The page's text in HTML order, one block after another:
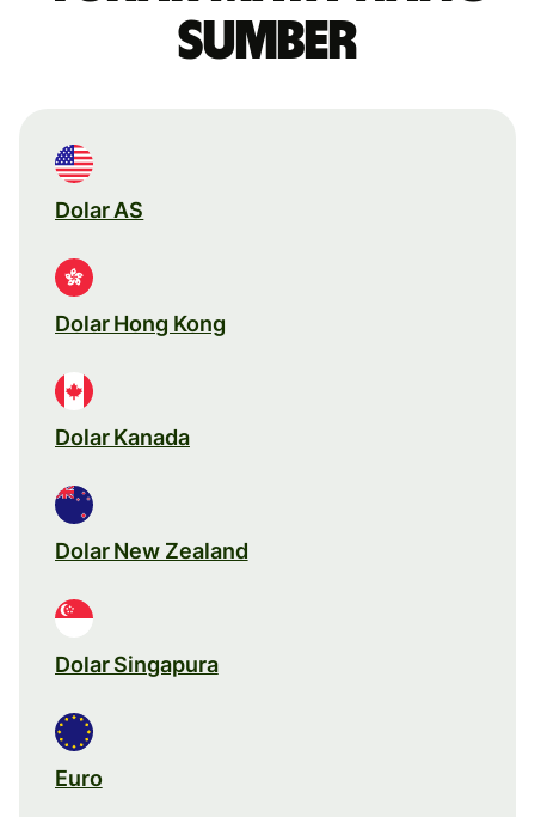
sumber
Dolar AS
Dolar Hong Kong
Dolar Kanada
Dolar New Zealand
Dolar Singapura
Euro